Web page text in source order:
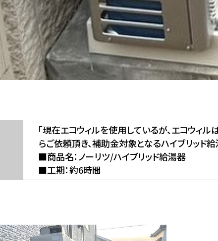
「現在エコウィルを使用しているが、エコウィ
らご依頼頂き、補助金対象となるハイブリッド
■商品名：ノーリツ/ハイブリッド給湯器
■工期：約6時間